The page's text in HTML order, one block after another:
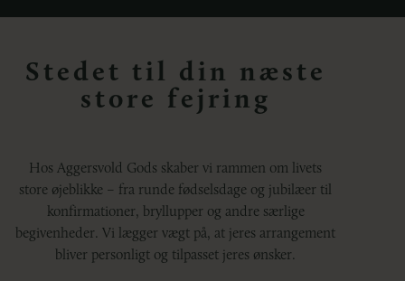
Stedet til din næste
store fejring
Hos Aggersvold Gods skaber vi rammen om livets
store øjeblikke – fra runde fødselsdage og jubilæer til
konfirmationer, bryllupper og andre særlige
begivenheder. Vi lægger vægt på, at jeres arrangement
bliver personligt og tilpasset jeres ønsker.